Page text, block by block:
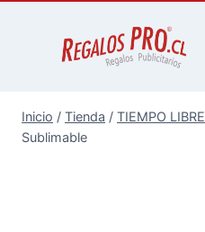
Inicio / Tienda / TIEMPO LIBRE
Sublimable